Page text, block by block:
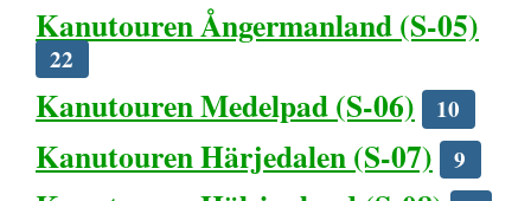
Kanutouren Ångermanland (S-05)
22
Kanutouren Medelpad (S-06) 10
Kanutouren Härjedalen (S-07) 9